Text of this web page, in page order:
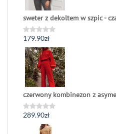
sweter z dekoltem w szpic -
Oceniono
0
na
5
179.90zł
czerwony kombinezon z
Oceniono
289.90zł